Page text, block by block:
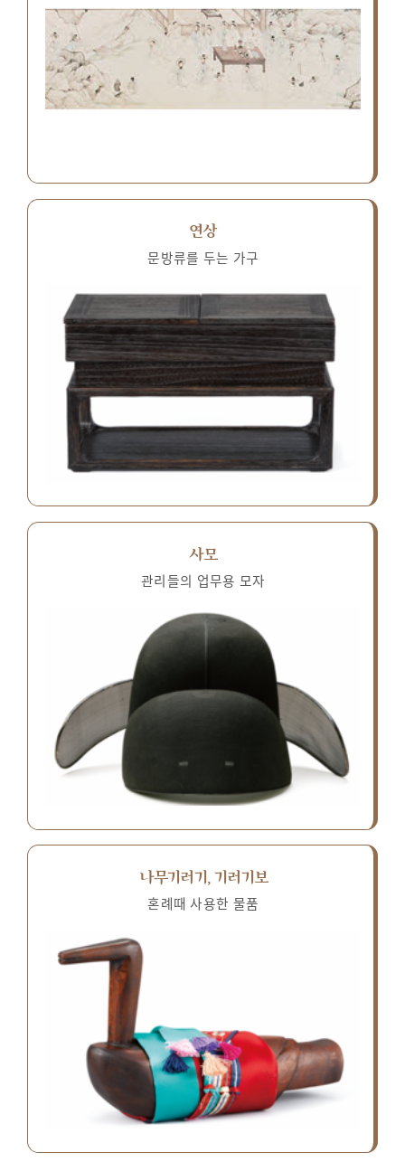
연상
문방류를 두는 가구
사모
관리들의 업무용 모자
나무기러기, 기러기보
혼례때 사용한 물품